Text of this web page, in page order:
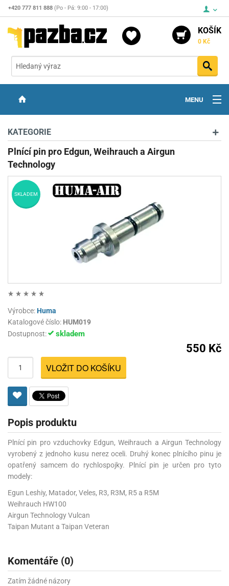
+420 777 811 888 (Po - Pá: 9:00 - 17:00)
KOŠÍK
0 Kč
MENU
OPTIKA
STŘELIVO
PŘÍSLUŠENSTVÍ
DETEKTORY KOVŮ
KATEGORIE
Plnící pin pro Edgun, Weihrauch a Airgun
Technology
SKLADEM
Výrobce:Huma
Katalogové číslo: HUM019
Dostupnost:
skladem
550 Kč
VLOŽIT DO KOŠÍKU
Popis produktu
Plnící pin pro vzduchovky Edgun, Weihrauch a Airgun Technology
vyrobený z jednoho kusu nerez oceli. Druhý konec plnícího pinu je
opatřený samcem do rychlospojky. Plnící pin je určen pro tyto
modely:
Egun Leshiy, Matador, Veles, R3, R3M, R5 a R5M
Weihrauch HW100
Airgun Technology Vulcan
Taipan Mutant a Taipan Veteran
Komentáře (0)
Zatím žádné názory